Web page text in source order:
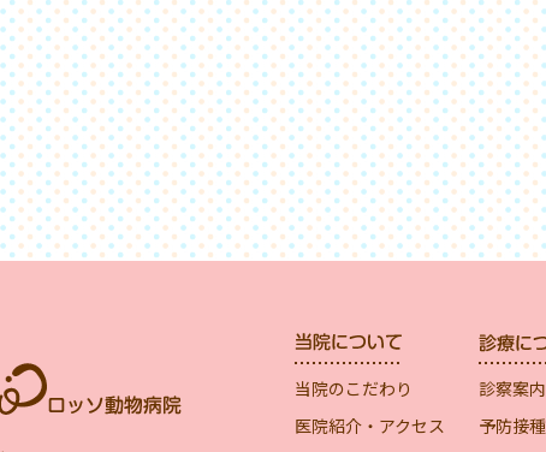
当院のこだわり
医院紹介・アクセス
診察案内
予防接種